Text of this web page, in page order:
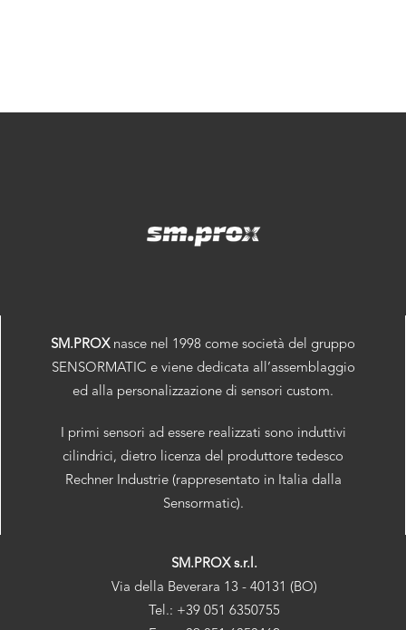
SM.PROXnasce nel 1998 come società del gruppo
SENSORMATIC e viene dedicata all’assemblaggio
ed alla personalizzazione di sensori custom.
I primi sensori ad essere realizzati sono induttivi
cilindrici, dietro licenza del produttore tedesco
Rechner Industrie (rappresentato in Italia dalla
Sensormatic).
SM.PROX s.r.l.
Via della Beverara 13 - 40131 (BO)
Tel.: +39 051 6350755